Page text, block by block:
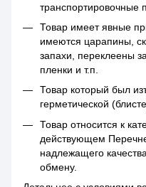
транспортировочные
Товар имеет явные
имеются царапины,
запахи, переклеены
пленки и т.п.
Товар который был
герметической
Товар относится к
действующем
надлежащего
обмену.